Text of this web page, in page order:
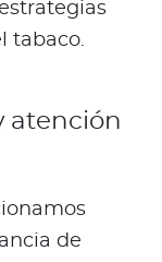
tabaco.
atención
de